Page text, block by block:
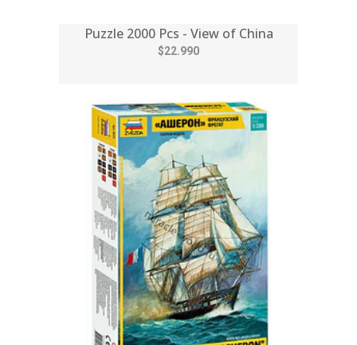
Puzzle 2000 Pcs - View of China
$22.990